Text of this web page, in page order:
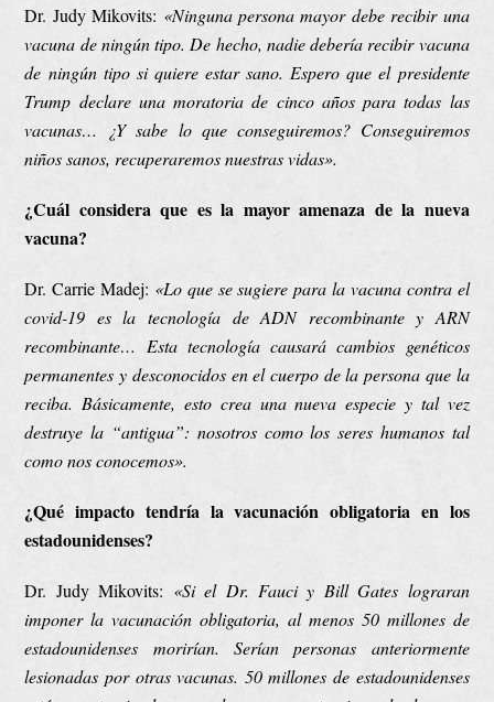
Dr. Judy Mikovits: «Ninguna persona mayor debe recibir una
vacuna de ningún tipo. De hecho, nadie debería recibir vacuna
de ningún tipo si quiere estar sano. Espero que el presidente
Trump declare una moratoria de cinco años para todas las
vacunas… ¿Y sabe lo que conseguiremos? Conseguiremos
niños sanos, recuperaremosnuestras vidas».
¿Cuál considera que es la mayor amenaza de la nueva
vacuna?
Dr. Carrie Madej: «Lo que se sugiere para la vacuna contra el
covid-19 es la tecnología de ADN recombinante y ARN
recombinante… Esta tecnología causará cambios genéticos
permanentes y desconocidos en el cuerpo de la persona que la
reciba. Básicamente, esto crea una nueva especie y tal vez
destruye la “antigua”: nosotros como los seres humanos tal
como nos conocemos».
¿Qué impacto tendría la vacunación obligatoria en los
estadounidenses?
Dr. Judy Mikovits: «Si el Dr. Fauci y Bill Gates lograran
imponer la vacunación obligatoria, al menos 50 millones de
estadounidenses morirían. Serían personas anteriormente
lesionadas por otras vacunas. 50 millones de estadounidenses